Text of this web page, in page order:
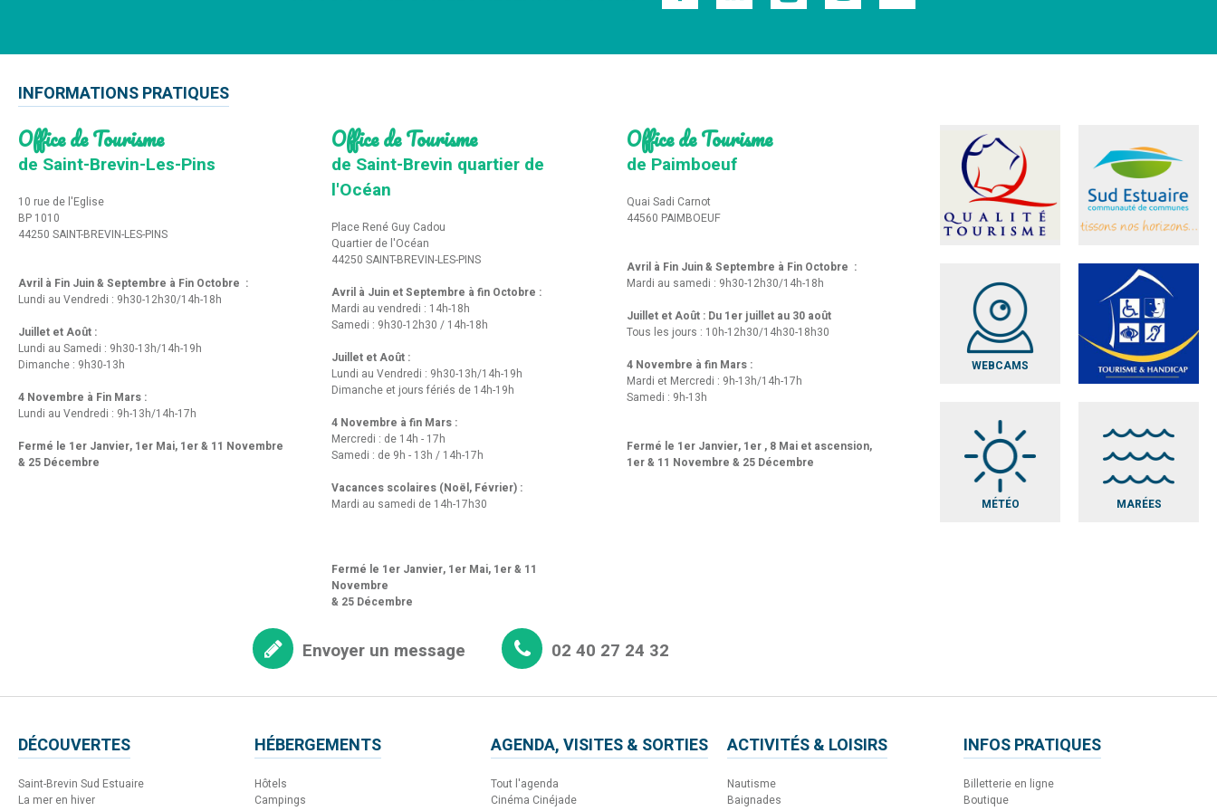
INFORMATIONS PRATIQUES
Office de Tourisme
de Saint-Brevin-Les-Pins
10 rue de l'Eglise
BP 1010
44250 SAINT-BREVIN-LES-PINS
Avril à Fin Juin & Septembre à Fin Octobre :
Lundi au Vendredi : 9h30-12h30/14h-18h
Juillet et Août :
Lundi au Samedi : 9h30-13h/14h-19h
Dimanche : 9h30-13h
4 Novembre à Fin Mars :
Lundi au Vendredi : 9h-13h/14h-17h
Fermé le 1er Janvier, 1er Mai, 1er & 11 Novembre
& 25 Décembre
Office de Tourisme
de Saint-Brevin quartier de
l'Océan
Place René Guy Cadou
Quartier de l'Océan
44250 SAINT-BREVIN-LES-PINS
Avril à Juin et Septembre à fin Octobre :
Mardi au vendredi : 14h-18h
Samedi : 9h30-12h30 / 14h-18h
Juillet et Août :
Lundi au Vendredi : 9h30-13h/14h-19h
Dimanche et jours fériés de 14h-19h
4 Novembre à fin Mars :
Mercredi : de 14h - 17h
Samedi : de 9h - 13h / 14h-17h
Vacances scolaires (Noël, Février) :
Mardi au samedi de 14h-17h30
Fermé le 1er Janvier, 1er Mai, 1er & 11
Novembre
& 25 Décembre
Office de Tourisme
de Paimboeuf
Quai Sadi Carnot
44560 PAIMBOEUF
Avril à Fin Juin & Septembre à Fin Octobre :
Mardi au samedi : 9h30-12h30/14h-18h
Juillet et Août : Du 1er juillet au 30 août
Tous les jours : 10h-12h30/14h30-18h30
4 Novembre à fin Mars :
Mardi et Mercredi : 9h-13h/14h-17h
Samedi : 9h-13h
Fermé le 1er Janvier, 1er , 8 Mai et ascension,
1er & 11 Novembre & 25 Décembre
WEBCAMS
MÉTÉO MARÉES
Envoyer un message 02 40 27 24 32
DÉCOUVERTES
Saint-Brevin Sud Estuaire
La mer en hiver
HÉBERGEMENTS
Hôtels
Campings
AGENDA, VISITES & SORTIES
Tout l'agenda
Cinéma Cinéjade
ACTIVITÉS & LOISIRS
Nautisme
Baignades
INFOS PRATIQUES
Billetterie en ligne
Boutique